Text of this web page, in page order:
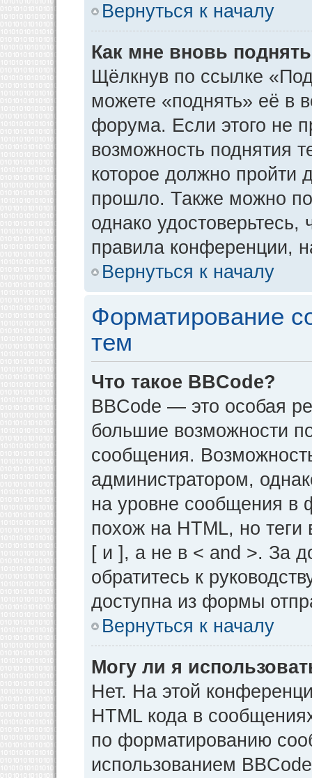
Вернуться к началу
Как мне вновь
Щёлкнув по ссылке
можете «поднять» её в
форума. Если этого не
возможность поднятия
которое должно пройти
прошло. Также можно
однако
правила конференции,
Вернуться к началу
Форматирование
тем
Что такое BBCode?
BBCode — это особая
большие возможности
сообщения.
администратором,
на уровне сообщения в
похож на HTML, но теги
[ и ], а не в < and >. За
обратитесь к
доступна из формы
Вернуться к началу
Могу ли я
Нет. На этой
HTML кода в
по форматированию
использованием